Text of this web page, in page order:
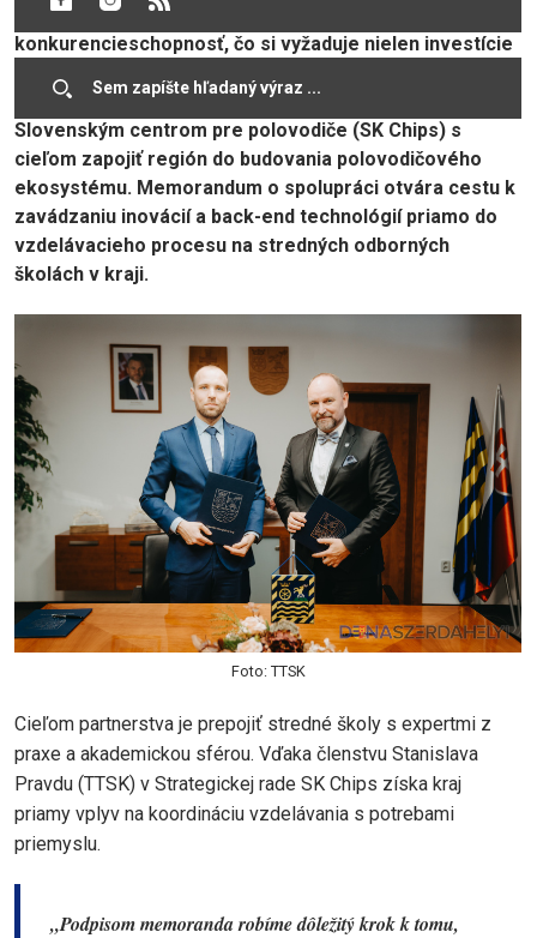
svoju technologickú suverenitu a globálnu
konkurencieschopnosť, čo si vyžaduje nielen investície
odborníkov. Kraj preto nadviazal spoluprácu so
Slovenským centrom pre polovodiče (SK Chips) s
cieľom zapojiť región do budovania polovodičového
ekosystému. Memorandum o spolupráci otvára cestu k
zavádzaniu inovácií a back-end technológií priamo do
vzdelávacieho procesu na stredných odborných
školách v kraji.
Foto: TTSK
Cieľom partnerstva je prepojiť stredné školy s expertmi z
praxe a akademickou sférou. Vďaka členstvu Stanislava
Pravdu (TTSK) v Strategickej rade SK Chips získa kraj
priamy vplyv na koordináciu vzdelávania s potrebami
priemyslu.
„Podpisom memoranda robíme dôležitý krok k tomu,